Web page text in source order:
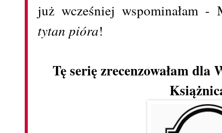
już wcześniej wspominałam
tytan pióra!
Tę serię zrecenzowałam